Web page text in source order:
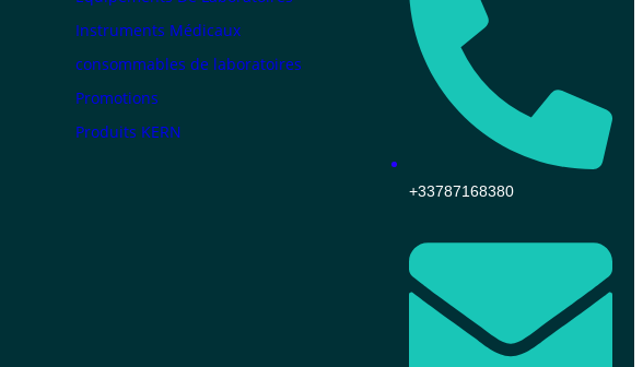
Instruments Médicaux
consommables de laboratoires
Promotions
Produits KERN
+33787168380